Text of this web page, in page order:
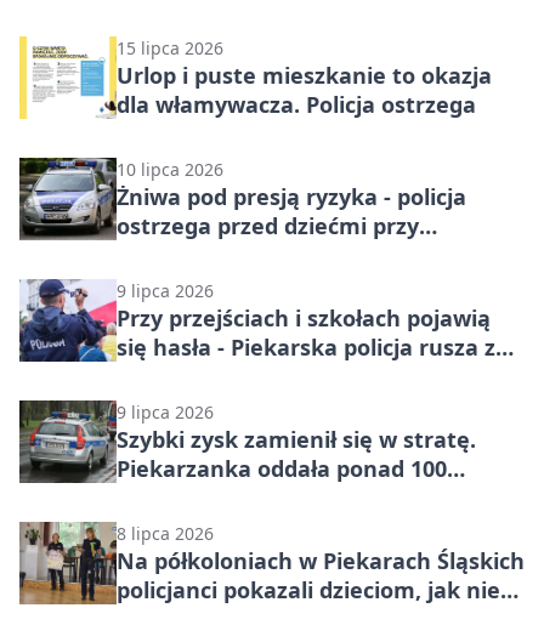
15 lipca 2026
Urlop i puste mieszkanie to okazja
dla włamywacza. Policja ostrzega
10 lipca 2026
Żniwa pod presją ryzyka - policja
ostrzega przed dziećmi przy
9 lipca 2026
Przy przejściach i szkołach pojawią
się hasła - Piekarska policja rusza z
9 lipca 2026
Szybki zysk zamienił się w stratę.
Piekarzanka oddała ponad 100
8 lipca 2026
Na półkoloniach w Piekarach Śląskich
policjanci pokazali dzieciom, jak nie